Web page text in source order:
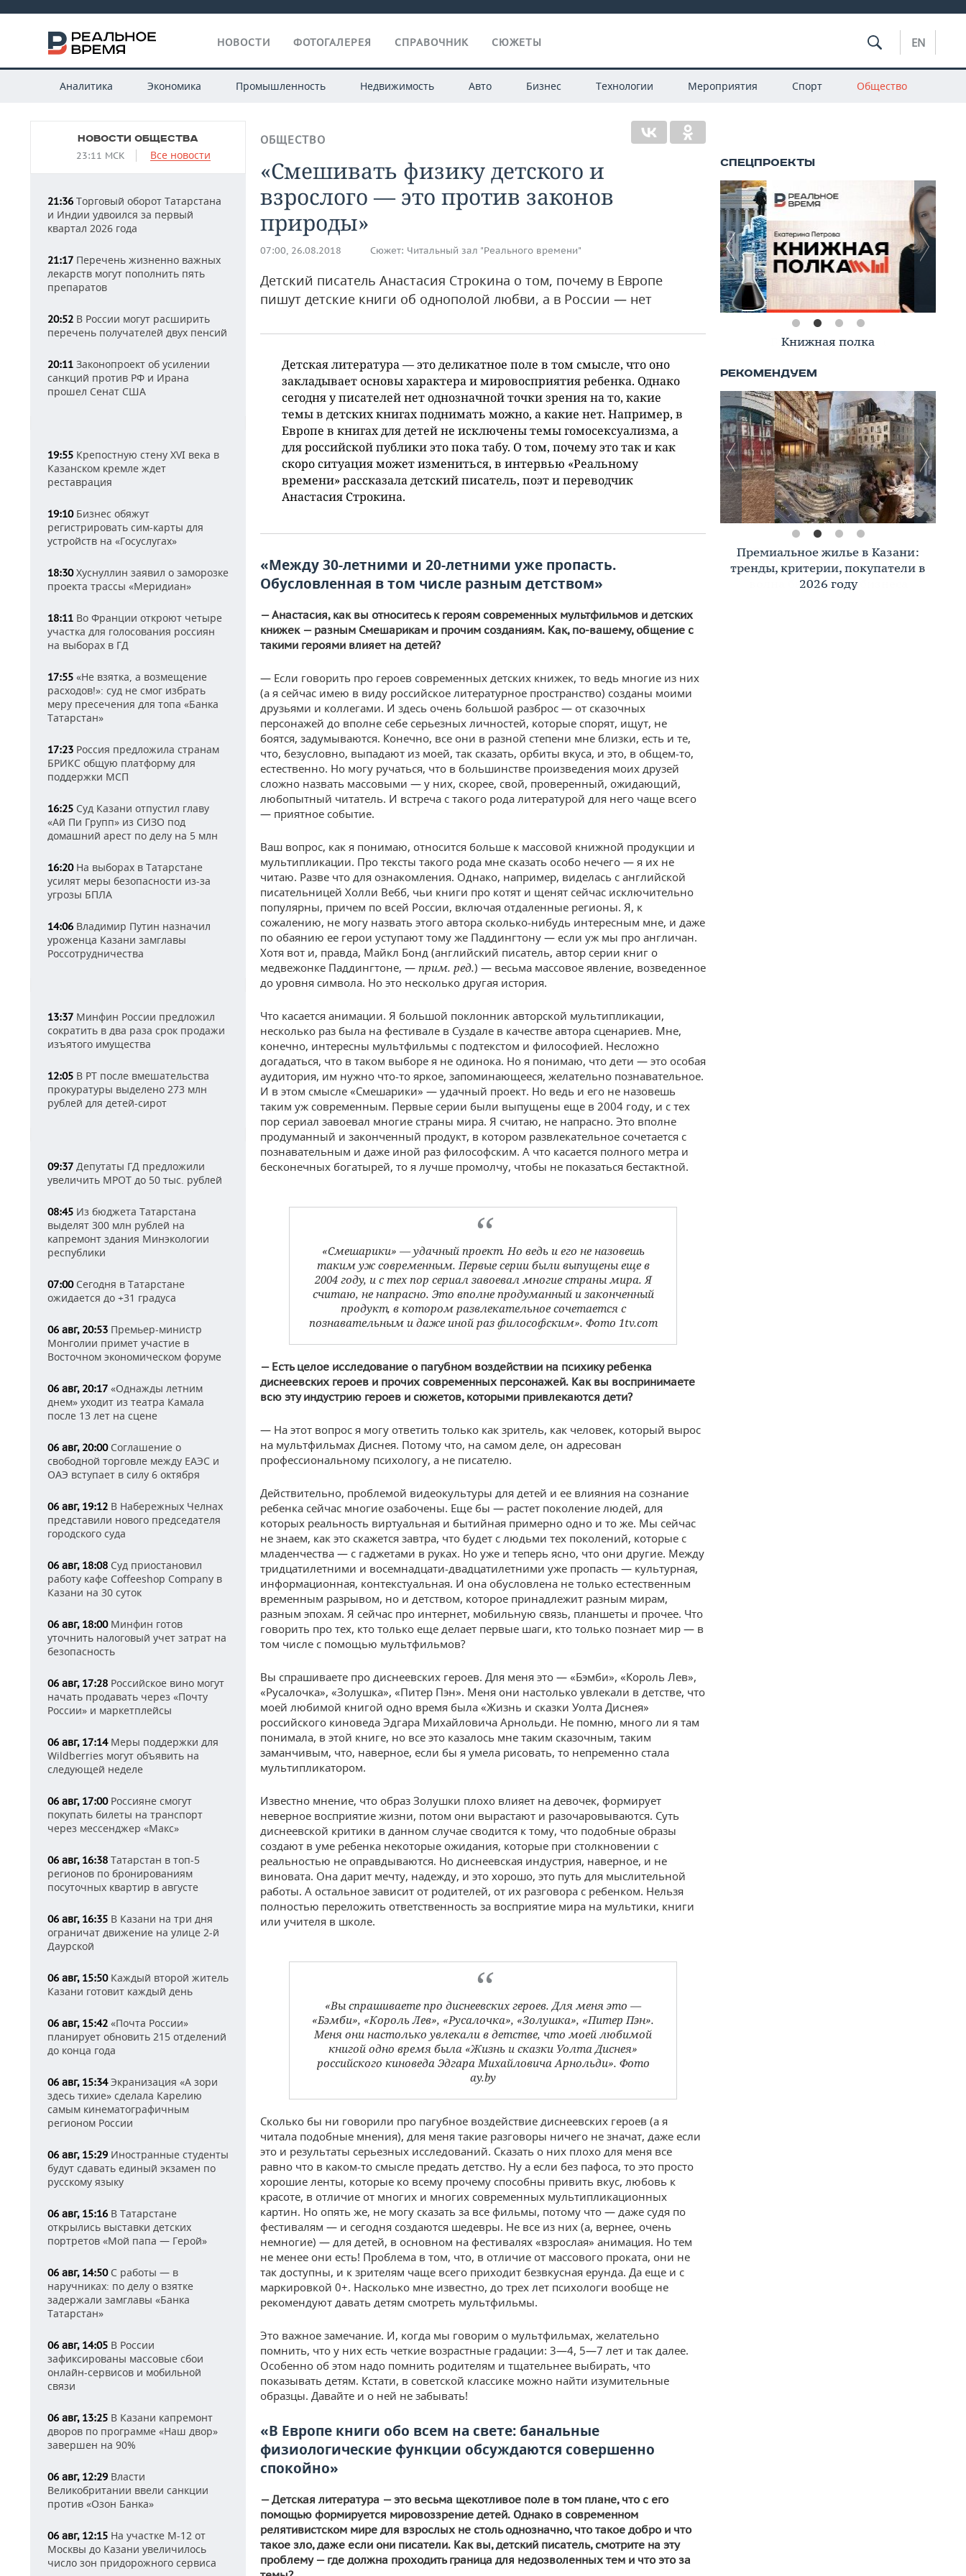
НОВОСТИ ФОТОГАЛЕРЕЯ СПРАВОЧНИК СЮЖЕТЫ EN
Аналитика Экономика Промышленность Недвижимость Авто Бизнес Технологии Мероприятия Спорт Общество
НОВОСТИ ОБЩЕСТВА
23:11 МСК Все новости
21:36 Торговый оборот Татарстана
и Индии удвоился за первый
квартал 2026 года
21:17 Перечень жизненно важных
лекарств могут пополнить пять
препаратов
20:52 В России могут расширить
перечень получателей двух пенсий
20:11 Законопроект об усилении
санкций против РФ и Ирана
прошел Сенат США
19:55 Крепостную стену XVI века в
Казанском кремле ждет
реставрация
19:10Бизнес обяжут
регистрировать сим-карты для
устройств на «Госуслугах»
18:30Хуснуллин заявил о заморозке
проекта трассы «Меридиан»
18:11 Во Франции откроют четыре
участка для голосования россиян
на выборах в ГД
17:55 «Не взятка, а возмещение
расходов!»: суд не смог избрать
меру пресечения для топа «Банка
Татарстан»
17:23 Россия предложила странам
БРИКС общую платформу для
поддержки МСП
16:25 Суд Казани отпустил главу
«Ай Пи Групп» из СИЗО под
домашний арест по делу на 5 млн
16:20На выборах в Татарстане
усилят меры безопасности из-за
угрозы БПЛА
14:06 Владимир Путин назначил
уроженца Казани замглавы
Россотрудничества
13:37 Минфин России предложил
сократить в два раза срок продажи
изъятого имущества
12:05 В РТ после вмешательства
прокуратуры выделено 273 млн
рублей для детей-сирот
09:37 Депутаты ГД предложили
увеличить МРОТ до 50 тыс. рублей
08:45 Из бюджета Татарстана
выделят 300 млн рублей на
капремонт здания Минэкологии
республики
07:00Сегодня в Татарстане
ожидается до +31 градуса
06 авг, 20:53 Премьер-министр
Монголии примет участие в
Восточном экономическом форуме
06 авг, 20:17 «Однажды летним
днем» уходит из театра Камала
после 13 лет на сцене
06 авг, 20:00Соглашение о
свободной торговле между ЕАЭС и
ОАЭ вступает в силу 6 октября
06 авг, 19:12 В Набережных Челнах
представили нового председателя
городского суда
06 авг, 18:08 Суд приостановил
работу кафе Coffeeshop Company в
Казани на 30 суток
06 авг, 18:00Минфин готов
уточнить налоговый учет затрат на
безопасность
06 авг, 17:28 Российское вино могут
начать продавать через «Почту
России» и маркетплейсы
06 авг, 17:14Меры поддержки для
Wildberries могут объявить на
следующей неделе
06 авг, 17:00Россияне смогут
покупать билеты на транспорт
через мессенджер «Макс»
06 авг, 16:38 Татарстан в топ-5
регионов по бронированиям
посуточных квартир в августе
06 авг, 16:35 В Казани на три дня
ограничат движение на улице 2-й
Даурской
06 авг, 15:50Каждый второй житель
Казани готовит каждый день
06 авг, 15:42 «Почта России»
планирует обновить 215 отделений
до конца года
06 авг, 15:34Экранизация «А зори
здесь тихие» сделала Карелию
самым кинематографичным
регионом России
06 авг, 15:29 Иностранные студенты
будут сдавать единый экзамен по
русскому языку
06 авг, 15:16 В Татарстане
открылись выставки детских
портретов «Мой папа — Герой»
06 авг, 14:50С работы — в
наручниках: по делу о взятке
задержали замглавы «Банка
Татарстан»
06 авг, 14:05 В России
зафиксированы массовые сбои
онлайн-сервисов и мобильной
связи
06 авг, 13:25 В Казани капремонт
дворов по программе «Наш двор»
завершен на 90%
06 авг, 12:29 Власти
Великобритании ввели санкции
против «Озон Банка»
06 авг, 12:15 На участке М-12 от
Москвы до Казани увеличилось
число зон придорожного сервиса
ОБЩЕСТВО
«Смешивать физику детского и
взрослого — это против законов
природы»
07:00, 26.08.2018 Сюжет: Читальный зал "Реального времени"
Детский писатель Анастасия Строкина о том, почему в Европе
пишут детские книги об однополой любви, а в России — нет
Детская литература — это деликатное поле в том смысле, что оно
закладывает основы характера и мировосприятия ребенка. Однако
сегодня у писателей нет однозначной точки зрения на то, какие
темы в детских книгах поднимать можно, а какие нет. Например, в
Европе в книгах для детей не исключены темы гомосексуализма, а
для российской публики это пока табу. О том, почему это так и как
скоро ситуация может измениться, в интервью «Реальному
времени» рассказала детский писатель, поэт и переводчик
Анастасия Строкина.
«Между 30-летними и 20-летними уже пропасть.
Обусловленная в том числе разным детством»
— Анастасия, как вы относитесь к героям современных мультфильмов и детских
книжек — разным Смешарикам и прочим созданиям. Как, по-вашему, общение с
такими героями влияет на детей?
— Если говорить про героев современных детских книжек, то ведь многие из них
(а я сейчас имею в виду российское литературное пространство) созданы моими
друзьями и коллегами. И здесь очень большой разброс — от сказочных
персонажей до вполне себе серьезных личностей, которые спорят, ищут, не
боятся, задумываются. Конечно, все они в разной степени мне близки, есть и те,
что, безусловно, выпадают из моей, так сказать, орбиты вкуса, и это, в общем-то,
естественно. Но могу ручаться, что в большинстве произведения моих друзей
сложно назвать массовыми — у них, скорее, свой, проверенный, ожидающий,
любопытный читатель. И встреча с такого рода литературой для него чаще всего
— приятное событие.
Ваш вопрос, как я понимаю, относится больше к массовой книжной продукции и
мультипликации. Про тексты такого рода мне сказать особо нечего — я их не
читаю. Разве что для ознакомления. Однако, например, виделась с английской
писательницей Холли Вебб, чьи книги про котят и щенят сейчас исключительно
популярны, причем по всей России, включая отдаленные регионы. Я, к
сожалению, не могу назвать этого автора сколько-нибудь интересным мне, и даже
по обаянию ее герои уступают тому же Паддингтону — если уж мы про англичан.
Хотя вот и, правда, Майкл Бонд (английский писатель, автор серии книг о
медвежонке Паддингтоне, — прим. ред.) — весьма массовое явление, возведенное
до уровня символа. Но это несколько другая история.
Что касается анимации. Я большой поклонник авторской мультипликации,
несколько раз была на фестивале в Суздале в качестве автора сценариев. Мне,
конечно, интересны мультфильмы с подтекстом и философией. Несложно
догадаться, что в таком выборе я не одинока. Но я понимаю, что дети — это особая
аудитория, им нужно что-то яркое, запоминающееся, желательно познавательное.
И в этом смысле «Смешарики» — удачный проект. Но ведь и его не назовешь
таким уж современным. Первые серии были выпущены еще в 2004 году, и с тех
пор сериал завоевал многие страны мира. Я считаю, не напрасно. Это вполне
продуманный и законченный продукт, в котором развлекательное сочетается с
познавательным и даже иной раз философским. А что касается полного метра и
бесконечных богатырей, то я лучше промолчу, чтобы не показаться бестактной.
«Смешарики» — удачный проект. Но ведь и его не назовешь
таким уж современным. Первые серии были выпущены еще в
2004 году, и с тех пор сериал завоевал многие страны мира. Я
считаю, не напрасно. Это вполне продуманный и законченный
продукт, в котором развлекательное сочетается с
познавательным и даже иной раз философским». Фото 1tv.com
— Есть целое исследование о пагубном воздействии на психику ребенка
диснеевских героев и прочих современных персонажей. Как вы воспринимаете
всю эту индустрию героев и сюжетов, которыми привлекаются дети?
— На этот вопрос я могу ответить только как зритель, как человек, который вырос
на мультфильмах Диснея. Потому что, на самом деле, он адресован
профессиональному психологу, а не писателю.
Действительно, проблемой видеокультуры для детей и ее влияния на сознание
ребенка сейчас многие озабочены. Еще бы — растет поколение людей, для
которых реальность виртуальная и бытийная примерно одно и то же. Мы сейчас
не знаем, как это скажется завтра, что будет с людьми тех поколений, которые с
младенчества — с гаджетами в руках. Но уже и теперь ясно, что они другие. Между
тридцатилетними и восемнадцати-двадцатилетними уже пропасть — культурная,
информационная, контекстуальная. И она обусловлена не только естественным
временным разрывом, но и детством, которое принадлежит разным мирам,
разным эпохам. Я сейчас про интернет, мобильную связь, планшеты и прочее. Что
говорить про тех, кто только еще делает первые шаги, кто только познает мир — в
том числе с помощью мультфильмов?
Вы спрашиваете про диснеевских героев. Для меня это — «Бэмби», «Король Лев»,
«Русалочка», «Золушка», «Питер Пэн». Меня они настолько увлекали в детстве, что
моей любимой книгой одно время была «Жизнь и сказки Уолта Диснея»
российского киноведа Эдгара Михайловича Арнольди. Не помню, много ли я там
понимала, в этой книге, но все это казалось мне таким сказочным, таким
заманчивым, что, наверное, если бы я умела рисовать, то непременно стала
мультипликатором.
Известно мнение, что образ Золушки плохо влияет на девочек, формирует
неверное восприятие жизни, потом они вырастают и разочаровываются. Суть
диснеевской критики в данном случае сводится к тому, что подобные образы
создают в уме ребенка некоторые ожидания, которые при столкновении с
реальностью не оправдываются. Но диснеевская индустрия, наверное, и не
виновата. Она дарит мечту, надежду, и это хорошо, это путь для мыслительной
работы. А остальное зависит от родителей, от их разговора с ребенком. Нельзя
полностью переложить ответственность за восприятие мира на мультики, книги
или учителя в школе.
«Вы спрашиваете про диснеевских героев. Для меня это —
«Бэмби», «Король Лев», «Русалочка», «Золушка», «Питер Пэн».
Меня они настолько увлекали в детстве, что моей любимой
книгой одно время была «Жизнь и сказки Уолта Диснея»
российского киноведа Эдгара Михайловича Арнольди». Фото
ay.by
Сколько бы ни говорили про пагубное воздействие диснеевских героев (а я
читала подобные мнения), для меня такие разговоры ничего не значат, даже если
это и результаты серьезных исследований. Сказать о них плохо для меня все
равно что в каком-то смысле предать детство. Ну а если без пафоса, то это просто
хорошие ленты, которые ко всему прочему способны привить вкус, любовь к
красоте, в отличие от многих и многих современных мультипликационных
картин. Но опять же, не могу сказать за все фильмы, потому что — даже судя по
фестивалям — и сегодня создаются шедевры. Не все из них (а, вернее, очень
немногие) — для детей, в основном на фестивалях «взрослая» анимация. Но тем
не менее они есть! Проблема в том, что, в отличие от массового проката, они не
так доступны, и к зрителям чаще всего приходит безвкусная ерунда. Да еще и с
маркировкой 0+. Насколько мне известно, до трех лет психологи вообще не
рекомендуют давать детям смотреть мультфильмы.
Это важное замечание. И, когда мы говорим о мультфильмах, желательно
помнить, что у них есть четкие возрастные градации: 3—4, 5—7 лет и так далее.
Особенно об этом надо помнить родителям и тщательнее выбирать, что
показывать детям. Кстати, в советской классике можно найти изумительные
образцы. Давайте и о ней не забывать!
«В Европе книги обо всем на свете: банальные
физиологические функции обсуждаются совершенно
спокойно»
— Детская литература — это весьма щекотливое поле в том плане, что с его
помощью формируется мировоззрение детей. Однако в современном
релятивистском мире для взрослых не столь однозначно, что такое добро и что
такое зло, даже если они писатели. Как вы, детский писатель, смотрите на эту
проблему — где должна проходить граница для недозволенных тем и что это за
Книжная полка
Премиальное жилье в Казани:
тренды, критерии, покупатели в
2026 году